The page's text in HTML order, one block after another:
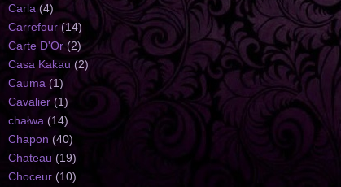
Carla (4)
Carrefour (14)
Carte D'Or (2)
Casa Kakau (2)
Cauma (1)
Cavalier (1)
chałwa (14)
Chapon (40)
Chateau (19)
Choceur (10)